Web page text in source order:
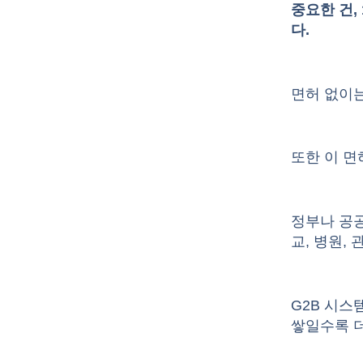
중요한 건,
다.
면허 없이
또한 이 면
정부나 공
교, 병원,
G2B 시스
쌓일수록